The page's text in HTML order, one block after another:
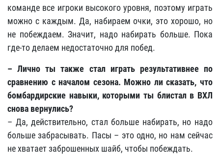
команде все игроки высокого уровня, поэтому играть
можно с каждым. Да, набираем очки, это хорошо, но
не побеждаем. Значит, надо набирать больше. Пока
где-то делаем недостаточно для побед.
– Лично ты также стал играть результативнее по
сравнению с началом сезона. Можно ли сказать, что
бомбардирские навыки, которыми ты блистал в ВХЛ
снова вернулись?
– Да, действительно, стал больше набирать, но надо
больше забрасывать. Пасы – это одно, но нам сейчас
не хватает заброшенных шайб, чтобы побеждать.